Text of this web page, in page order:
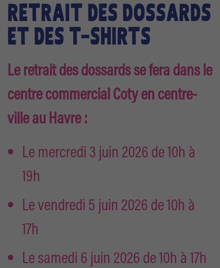
RETRAIT DES DOSSARDS
ET DES T-SHIRTS
Le retrait des dossards se fera dans le
centre commercial Coty en centre-
ville au Havre :
Le mercredi 3 juin 2026 de 10h à
19h
Le vendredi 5 juin 2026 de 10h à
17h
Le samedi 6 juin 2026 de 10h à 17h